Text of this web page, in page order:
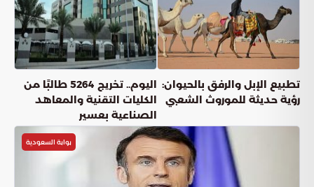
تطبيع الإبل والرفق بالحيوان:
رؤية حديثة للموروث الشعبي
اليوم.. تخريج 5264 طالبًا من
الكليات التقنية والمعاهد
الصناعية بعسير
بوابة السعودية